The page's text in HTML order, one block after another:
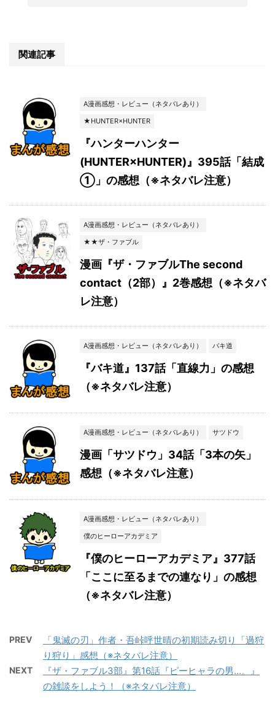
関連記事
A漫画感想・レビュー（ネタバレあり）
★HUNTER×HUNTER
『ハンターハンター
(HUNTER×HUNTER)』395話「結成
①」の感想（※ネタバレ注意）
A漫画感想・レビュー（ネタバレあり）
★★ザ・ファブル
漫画『ザ・ファブルThe second
contact（2部）』2巻感想（※ネタバ
レ注意）
A漫画感想・レビュー（ネタバレあり） バキ道
『バキ道』137話「直線力」の感想
（※ネタバレ注意）
A漫画感想・レビュー（ネタバレあり） サツドウ
漫画「サツドウ」34話「3本の矢」
感想（※ネタバレ注意）
A漫画感想・レビュー（ネタバレあり）
僕のヒーローアカデミア
『僕のヒーローアカデミア』377話
「ここに至るまでの連なり」の感想
（※ネタバレ注意）
PREV
「鬼滅の刃」作者・吾峠呼世晴の初期読み切り「過狩
り狩り」感想（※ネタバレ注意）
NEXT
『ザ・ファブル3部』第16話『ピーヒャラの男…。』
の雑談をしよう！（※ネタバレ注意）